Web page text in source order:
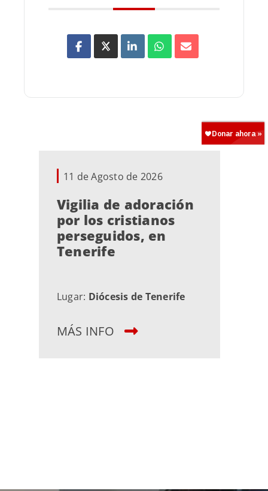
11 de Agosto de 2026
Vigilia de adoración
por los cristianos
perseguidos, en
Tenerife
Lugar: Diócesis de Tenerife
MÁS INFO